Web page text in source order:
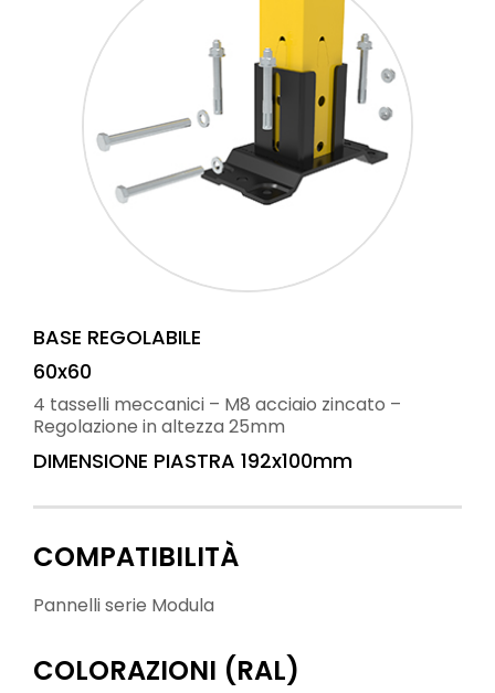
BASE REGOLABILE
60x60
4 tasselli meccanici – M8 acciaio zincato –
Regolazione in altezza 25mm
DIMENSIONE PIASTRA 192x100mm
COMPATIBILITÀ
Pannelli serie Modula
COLORAZIONI (RAL)